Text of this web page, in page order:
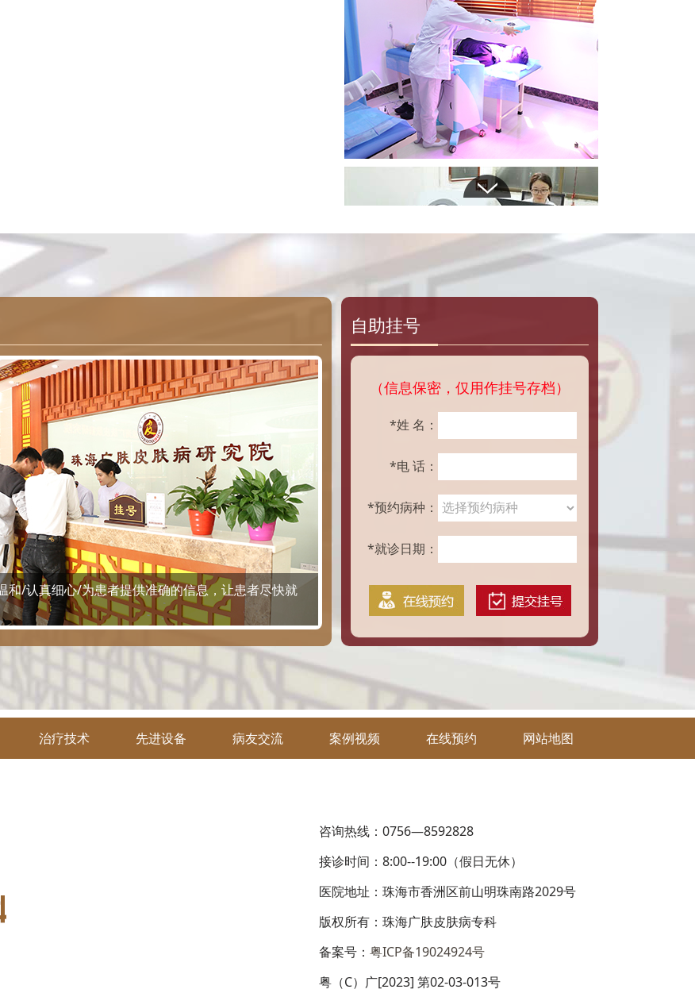
和/认真细心/为患者提供准确的信息，让患者尽快就
自助挂号
（信息保密，仅用作挂号存档）
*姓 名：
*电 话：
*预约病种：
*就诊日期：
治疗技术 先进设备 病友交流 案例视频 在线预约 网站地图
咨询热线：0756—8592828
接诊时间：8:00--19:00（假日无休）
医院地址：珠海市香洲区前山明珠南路2029号
版权所有：珠海广肤皮肤病专科
备案号： 粤ICP备19024924号
粤（C）广[2023] 第02-03-013号